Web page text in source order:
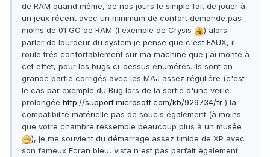
de RAM quand même, de nos jours le simple fait de jouer à
un jeux récent avec un minimum de confort demande pas
moins de 01 GO de RAM (l'exemple de Crysis
) alors
parler de lourdeur du system je pense que c'est FAUX, il
roule trés confortablement sur ma machine que j'ai monté à
cet effet, pour les bugs ci-dessus énumérés..ils sont en
grande partie corrigés avec les MAJ assez réguliére (c'est
le cas par exemple du Bug lors de la sortie d'une veille
prolongée http://support.microsoft.com/kb/929734/fr ) la
compatibilité matérielle pas de soucis également (à moins
que votre chambre ressemble beaucoup plus à un musée
), je me souvient du démarrage assez timide de XP avec
son fameux Ecran bleu, vista n'est pas parfait également